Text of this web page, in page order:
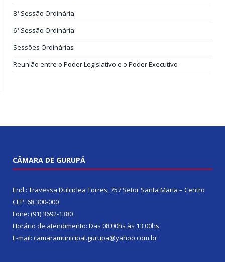
8ª Sessão Ordinária
6ª Sessão Ordinária
Sessões Ordinárias
Reunião entre o Poder Legislativo e o Poder Executivo
CÂMARA DE GURUPÁ
End.: Travessa Dulciclea Torres, 757 Setor Santa Maria – Centro
CEP: 68.300-000
Fone: (91) 3692-1380
Horário de atendimento: Das 08:00hs às 13:00hs
E-mail: camaramunicipal.gurupa@yahoo.com.br